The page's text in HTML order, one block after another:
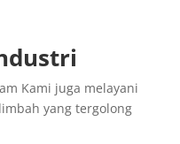
Kami juga melayani
yang tergolong